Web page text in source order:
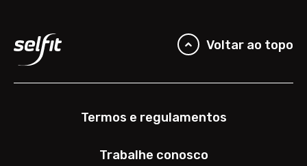
Voltar ao topo
Termos e regulamentos
Trabalhe conosco